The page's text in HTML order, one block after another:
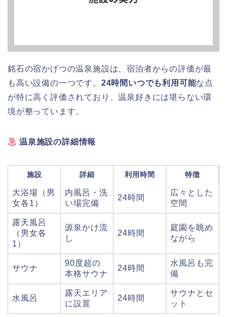
銘石の宿かげつの温泉施設は、宿泊者からの評価が最
も高い設備の一つです。 24時間いつでも利用可能な点
が特に高く評価されており、温泉好きには堪らない環
境が整っています。
温泉施設の詳細情報
施設 詳細 利用時間 特徴
大浴場（男
女各1）
内風呂・洗
い場完備
24時間
広々とした
空間
露天風呂
（男女各
1）
源泉かけ流
し
24時間
庭園を眺め
ながら
サウナ
90度超の
本格サウナ
24時間
水風呂も完
備
水風呂
露天エリア
に設置
24時間
サウナとセ
ット